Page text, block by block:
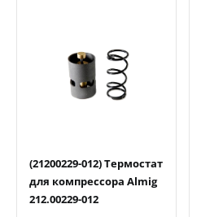
Быстрый просмотрДобавить к сравнению
Добавить в избранное
(21200229-012) Термостат
для компрессора Almig
212.00229-012